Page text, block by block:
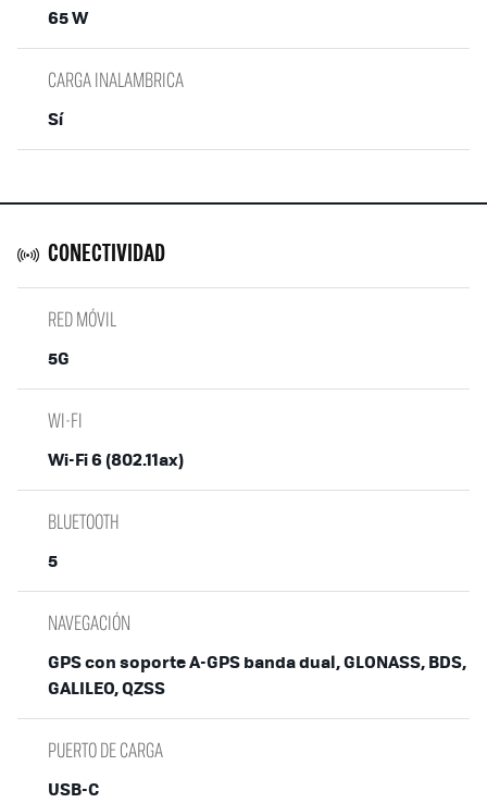
65 W
CARGA INALAMBRICA
Sí
CONECTIVIDAD
RED MÓVIL
5G
WI-FI
Wi-Fi 6 (802.11ax)
BLUETOOTH
5
NAVEGACIÓN
GPS con soporte A-GPS banda dual, GLONASS, BDS,
GALILEO, QZSS
PUERTO DE CARGA
USB-C